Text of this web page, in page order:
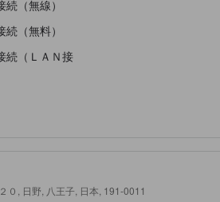
（無線）
（無料）
続（ＬＡＮ接
０, 日野, 八王子, 日本, 191-0011